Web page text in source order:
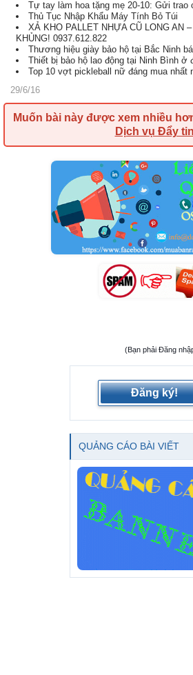
Tự tay làm hoa tặng mẹ 20-10: Gửi trao
Thủ Tục Nhập Khẩu Máy Tính Bỏ Túi
XẢ KHO PALLET NHỰA CŨ LONG AN
KHỦNG! 0937.612.822
Thương hiệu giày bảo hộ tại Bắc Ninh
Thiết bị bảo hộ lao động tại Ninh Bình ở
Top 10 vợt pickleball nữ đáng mua nhất
29/6/16
Muốn bài này được xem nhiều
Dịch vụ Đẩy tin
(Bạn phải Đăng
Đăng ký!
QUẢNG CÁO BÀI VIẾT